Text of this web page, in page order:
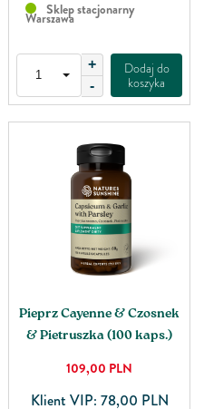
Sklep stacjonarny
Warszawa
+
-
Dodaj do
koszyka
Pieprz Cayenne & Czosnek
& Pietruszka (100 kaps.)
109,00 PLN
Klient VIP: 78,00 PLN